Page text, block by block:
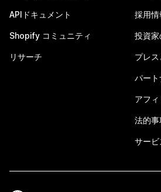
APIドキュメント
Shopify コミュニティ
リサーチ
採用情
投資
プレ
パート
アフィ
法的事
サービ